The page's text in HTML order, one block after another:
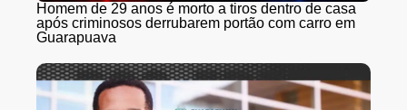
Homem de 29 anos é morto a tiros dentro de casa
após criminosos derrubarem portão com carro em
Guarapuava